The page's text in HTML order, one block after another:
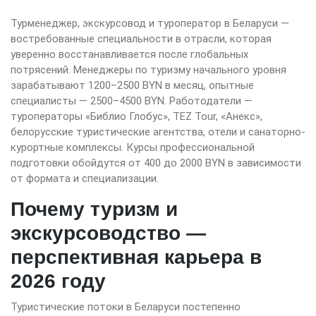
Турменеджер, экскурсовод и туроператор в Беларуси —
востребованные специальности в отрасли, которая
уверенно восстанавливается после глобальных
потрясений. Менеджеры по туризму начального уровня
зарабатывают 1200–2500 BYN в месяц, опытные
специалисты — 2500–4500 BYN. Работодатели —
туроператоры «Библио Глобус», TEZ Tour, «Анекс»,
белорусские туристические агентства, отели и санаторно-
курортные комплексы. Курсы профессиональной
подготовки обойдутся от 400 до 2000 BYN в зависимости
от формата и специализации.
Почему туризм и
экскурсоводство —
перспективная карьера в
2026 году
Туристические потоки в Беларуси постепенно